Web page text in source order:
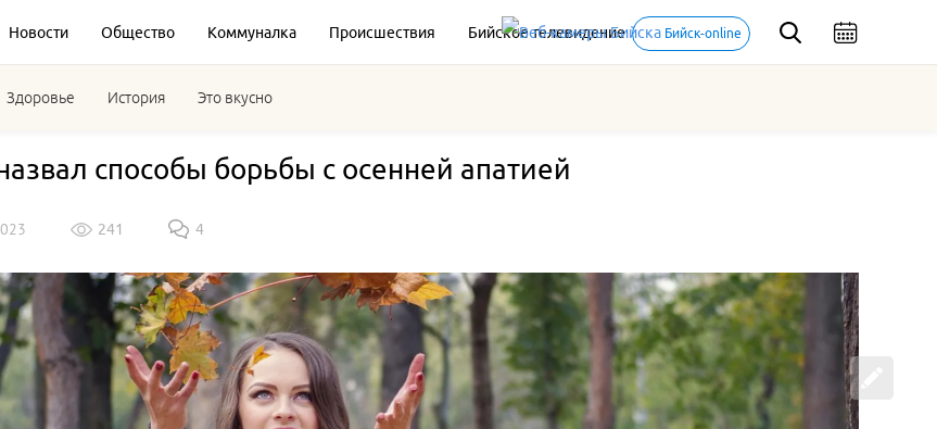
Новости Общество Коммуналка Происшествия Бийское телевидение Бийск-online
Здоровье История Это вкусно
способы борьбы с осенней апатией
241 4